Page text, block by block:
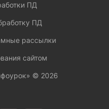
ПД
ПД
рассылки
сайтом
© 2026